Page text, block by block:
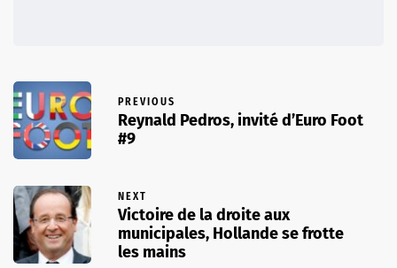
PREVIOUS
Reynald Pedros, invité d’Euro Foot
#9
NEXT
Victoire de la droite aux
municipales, Hollande se frotte
les mains